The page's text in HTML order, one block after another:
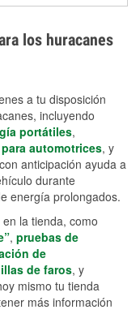
agua estancada y
son
los huracanes
a tu disposición
incluyendo
portátiles,
automotrices, y
anticipación ayuda a
durante
energía prolongados.
la tienda, como
, pruebas de
de
de faros, y
mismo tu tienda
más información